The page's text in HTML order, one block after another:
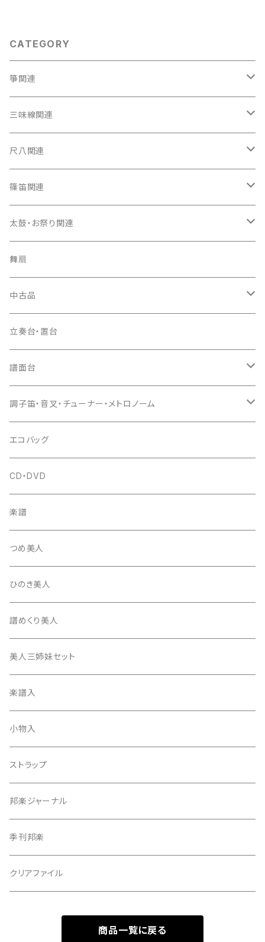
CATEGORY
箏関連
箏（本体）
箏カバー
箏袋
口前袋・尾布
爪・爪輪
爪入
爪駒入
猫足入
爪ばさみ
箏柱
柱入
平柱入
三角柱入
琴台
13絃用琴台（低）
13絃用琴台（高）
桐柱箱
消音フェルト
三味線関連
三味線（本体）
三味線ケース
長トランク・三ツ折トランク
ソフトケース
雨用カバー
長袋・三ツ組袋・胴袋
胴掛
根緒
糸
(丸三) 寿糸
はつね糸
駒
地唄駒
長唄駒
糸駒入
爪駒入
撥入
一丁撥入
三角撥入（ファスナー式）
撥
長唄・民謡撥
地唄撥
撥さや
撥滑り止めゴム
ひざゴム・胴ゴム・おひざもと
天神袋
天神巾着
指すり
つぼシール
撥皮・撥皮のり
胴板
尺八関連
尺八（本体）
尺八袋
歌口キャップ
つゆ切り
篠笛関連
篠笛（本体）
お祭り用６穴
お祭り用７穴
篠笛袋
太鼓・お祭り関連
太鼓（本体）
太鼓撥
手拍子（チャンチャン）
当り鉦
シュモク（当り鉦バチ）
舞扇
中古品
箏（本体）
三味線（本体）
立奏台・置台
譜面台
座奏用譜面台
立奏用譜面台
調子笛・音叉・チューナー・メトロノーム
調子笛・音叉
チューナー・メトロノーム
エコバッグ
CD・DVD
楽譜
つめ美人
ひのき美人
譜めくり美人
美人三姉妹セット
楽譜入
小物入
ストラップ
邦楽ジャーナル
季刊邦楽
クリアファイル
商品一覧に戻る